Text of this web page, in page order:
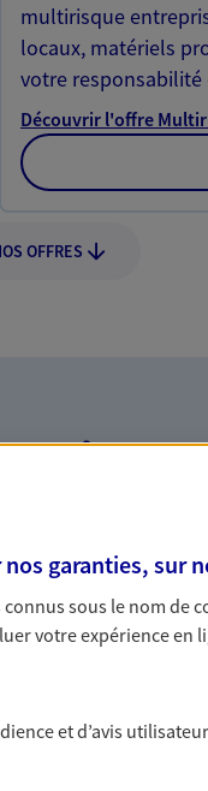
multirisque
locaux, matériels
votre responsabilité
Découvrir l'offre
OFFRES
votre
garanties, sur
sous le nom de
votre expérience en
et d’avis